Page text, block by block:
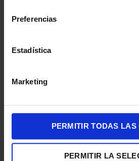
Preferencias
Estadística
Marketing
PERMITIR TODAS LAS
PERMITIR LA
PLANCHA VAPOR ROWENTA DW9411
97,70€